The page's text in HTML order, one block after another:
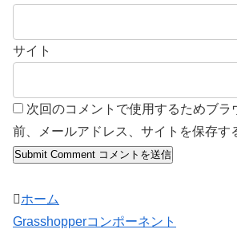
サイト
次回のコメントで使用するためブラ
前、メールアドレス、サイトを保存す
ホーム
Grasshopperコンポーネント